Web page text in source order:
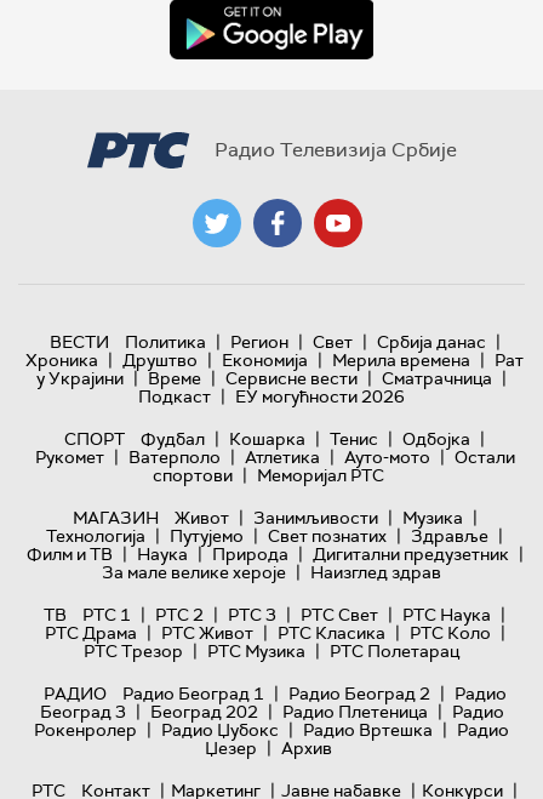
Радио Телевизија Србије
ВЕСТИ Политика | Регион | Свет | Србија данас |
Хроника | Друштво | Економија | Мерила времена | Рат
у Украјини | Време | Сервисне вести | Сматрачница |
Подкаст | ЕУ могућности 2026
СПОРТ
Фудбал | Кошарка | Тенис | Одбојка |
Рукомет | Ватерполо | Атлетика | Ауто-мото | Остали
спортови | Меморијал РТС
МАГАЗИН
Живот | Занимљивости | Музика |
Технологијa | Путујемо | Свет познатих | Здравље |
Филм и ТВ | Наука | Природа | Дигитални предузетник |
За мале велике хероје | Наизглед здрав
ТВ
РТС 1 | РТС 2 | РТС 3 | РТС Свет | РТС Наука |
РТС Драма | РТС Живот | РТС Класика | РТС Коло |
РТС Трезор | РТС Музика | РТС Полетарац
РАДИО
Радио Београд 1 | Радио Београд 2 | Радио
Београд 3 | Београд 202 | Радио Плетеница | Радио
Рокенролер | Радио Џубокс | Радио Вртешка | Радио
Џезер | Архив
РТС
Контакт | Маркетинг | Јавне набавке | Конкурси |